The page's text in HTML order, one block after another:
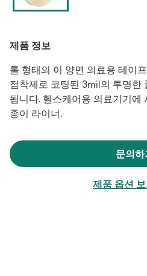
제품 정보
롤 형태의 이 양면 의료용 테이
점착제로 코팅된 3mil의 투명한
됩니다. 헬스케어용 의료기기에
종이 라이너.
문의하
새
에
제품 옵션 보